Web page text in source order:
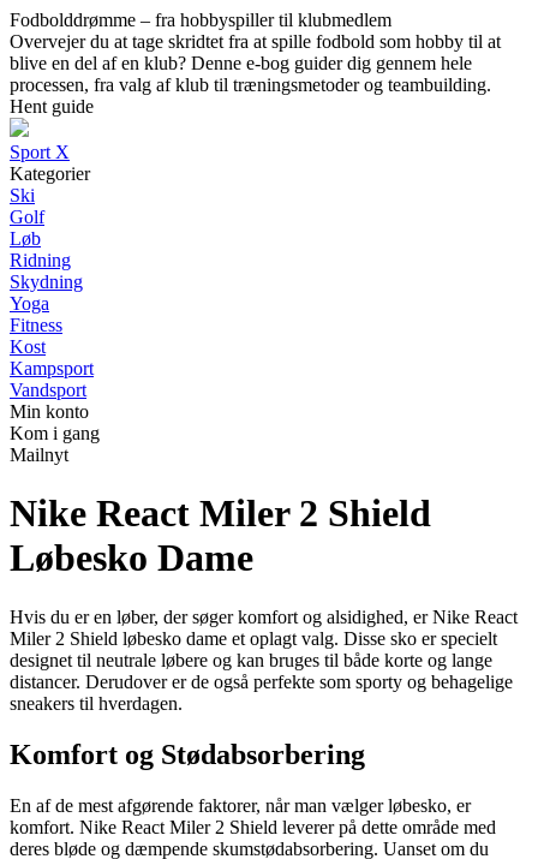
Fodbolddrømme – fra hobbyspiller til klubmedlem
Overvejer du at tage skridtet fra at spille fodbold som hobby til at
blive en del af en klub? Denne e-bog guider dig gennem hele
processen, fra valg af klub til træningsmetoder og teambuilding.
Hent guide
Sport X
Kategorier
Ski
Golf
Løb
Ridning
Skydning
Yoga
Fitness
Kost
Kampsport
Vandsport
Min konto
Kom i gang
Mailnyt
Nike React Miler 2 Shield
Løbesko Dame
Hvis du er en løber, der søger komfort og alsidighed, er Nike React
Miler 2 Shield løbesko dame et oplagt valg. Disse sko er specielt
designet til neutrale løbere og kan bruges til både korte og lange
distancer. Derudover er de også perfekte som sporty og behagelige
sneakers til hverdagen.
Komfort og Stødabsorbering
En af de mest afgørende faktorer, når man vælger løbesko, er
komfort. Nike React Miler 2 Shield leverer på dette område med
deres bløde og dæmpende skumstødabsorbering. Uanset om du